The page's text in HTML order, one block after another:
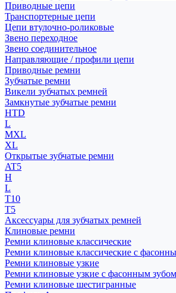
Приводные цепи
Транспортерные цепи
Цепи втулочно-роликовые
Звено переходное
Звено соединительное
Направляющие / профили цепи
Приводные ремни
Зубчатые ремни
Викели зубчатых ремней
Замкнутые зубчатые ремни
HTD
L
MXL
XL
Открытые зубчатые ремни
AT5
H
L
T10
T5
Аксессуары для зубчатых ремней
Клиновые ремни
Ремни клиновые классические
Ремни клиновые классические с
Ремни клиновые узкие
Ремни клиновые узкие с фасонным зубом
Ремни клиновые шестигранные